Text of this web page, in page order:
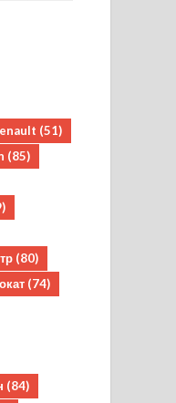
(51)
(85)
(80)
(74)
(84)